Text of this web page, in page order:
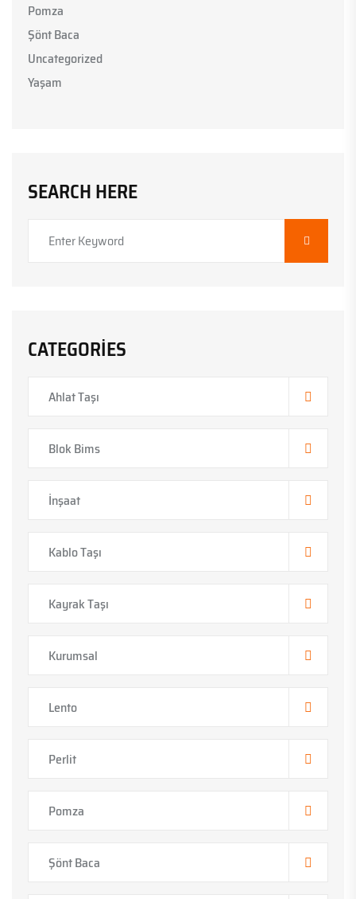
Pomza
Şönt Baca
Uncategorized
Yaşam
SEARCH HERE
CATEGORIES
Ahlat Taşı
Blok Bims
İnşaat
Kablo Taşı
Kayrak Taşı
Kurumsal
Lento
Perlit
Pomza
Şönt Baca